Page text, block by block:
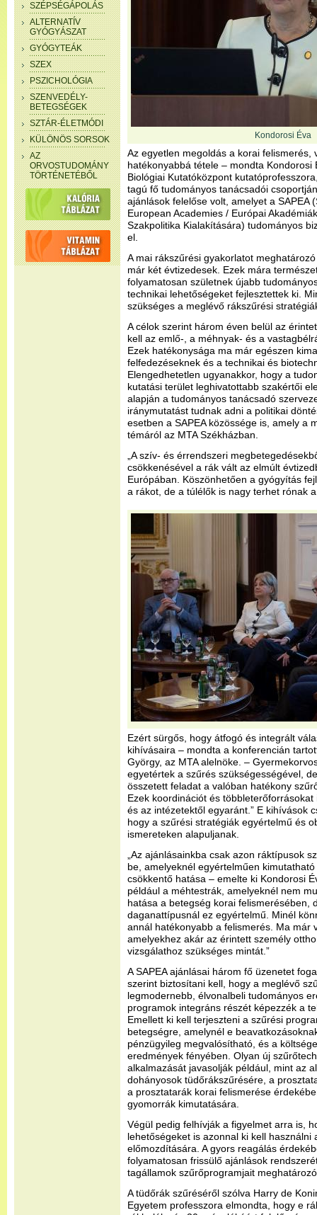
SZÉPSÉGÁPOLÁS
ALTERNATÍV
GYÓGYÁSZAT
GYÓGYTEÁK
SZEX
PSZICHOLÓGIA
SZENVEDÉLY-
BETEGSÉGEK
SZTÁR-ÉLETMÓDI
KÜLÖNÖS SORSOK
AZ
ORVOSTUDOMÁNY
TÖRTÉNETÉBŐL
Kondorosi Éva
Az egyetlen megoldás a korai felismerés,
hatékonyabbá tétele – mondta Kondorosi
Biológiai Kutatóközpont
tagú fő tudományos tanácsadói
ajánlások felelőse volt, amelyet a SAPEA
European Academies / Európai
Szakpolitika Kialakítására) tudományos
el.
A mai rákszűrési gyakorlatot
már két évtizedesek. Ezek mára
folyamatosan születnek újabb
technikai lehetőségeket fejlesztettek ki.
szükséges a meglévő rákszűrési
A célok szerint három éven belül az
kell az emlő-, a méhnyak- és a
Ezek hatékonysága ma már egészen
felfedezéseknek és a technikai és
Elengedhetetlen ugyanakkor, hogy a
kutatási terület leghivatottabb szakértői
alapján a tudományos tanácsadó
iránymutatást tudnak adni a politikai
esetben a SAPEA közössége is, amely a
témáról az MTA Székházban.
„A szív- és érrendszeri
csökkenésével a rák vált az elmúlt
Európában. Köszönhetően a gyógyítás
a rákot, de a túlélők is nagy terhet rónak
Ezért sürgős, hogy átfogó és integrált
kihívásaira – mondta a konferencián
György, az MTA alelnöke. –
egyetértek a szűrés szükségességével,
összetett feladat a valóban hatékony
Ezek koordinációt és
és az intézetektől egyaránt.” E kihívások
hogy a szűrési stratégiák egyértelmű és
ismereteken alapuljanak.
„Az ajánlásainkba csak azon ráktípusok
be, amelyeknél egyértelműen
csökkentő hatása – emelte ki Kondorosi
például a méhtestrák, amelyeknél nem
hatása a betegség korai felismerésében,
daganattípusnál ez egyértelmű. Minél
annál hatékonyabb a felismerés. Ma már
amelyekhez akár az érintett személy
vizsgálathoz szükséges mintát.”
A SAPEA ajánlásai három fő üzenetet
szerint biztosítani kell, hogy a meglévő
legmodernebb, élvonalbeli tudományos
programok integráns részét képezzék a
Emellett ki kell terjeszteni a szűrési
betegségre, amelynél e
pénzügyileg megvalósítható, és a
eredmények fényében. Olyan új
alkalmazását javasolják például, mint az
dohányosok tüdőrákszűrésére, a
a prosztatarák korai felismerése
gyomorrák kimutatására.
Végül pedig felhívják a figyelmet arra is,
lehetőségeket is azonnal ki kell használni
előmozdítására. A gyors reagálás
folyamatosan frissülő ajánlások
tagállamok szűrőprogramjait
A tüdőrák szűréséről szólva Harry de
Egyetem professzora elmondta, hogy e